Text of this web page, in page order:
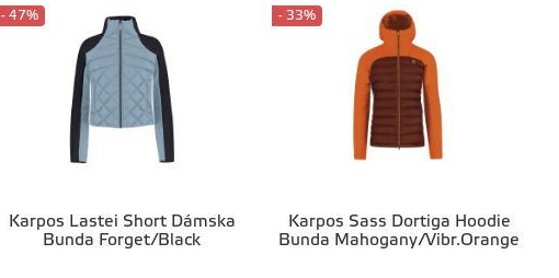
Karpos Lastei Short Dámska
Bunda Forget/Black
- 47%
Karpos Sass Dortiga Hoodie
Bunda Mahogany/Vibr.Orange
- 33%